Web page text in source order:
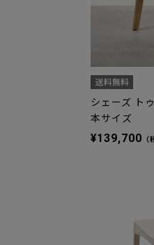
シェーズ ト
本サイズ
¥139,700 （